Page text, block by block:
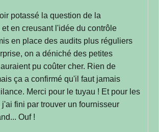
potassé la question de la
en creusant l'idée du contrôle
en place des audits plus réguliers
on a déniché des petites
pu coûter cher. Rien de
ça a confirmé qu'il faut jamais
Merci pour le tuyau ! Et pour les
j'ai fini par trouver un fournisseur
Ouf !